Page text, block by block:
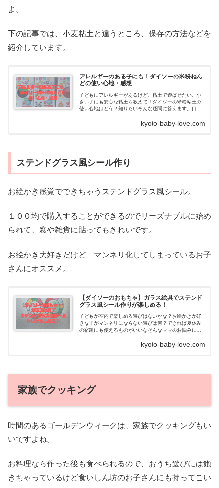
よ。
下の記事では、小麦粘土と違うところ、保存の方法などを
紹介しています。
アレルギーのある子にも！ダイソーの米粉ねん
どの使い心地・感想
子どもにアレルギーがあるけど、粘土で遊ばせたい。小
さい子にも安心な粘土を教えて！ダイソーの米粉粘土の
使い心地はどう？知りたいそんな疑問に答えます。口に
kyoto-baby-love.com
ステンドグラス風シール作り
お絵かき感覚でできちゃうステンドグラス風シール。
１００均で購入することができるのでリーズナブルに始め
られて、窓や雑貨に貼ってもきれいです。
お絵かき大好きだけど、マンネリ化してしまっているお子
さんにオススメ。
【ダイソーのおもちゃ】ガラス絵具でステンド
グラス風シール作りが楽しめる！
子どもが室内で楽しめる遊びはないかな？お絵かきが好
きな子がマンネリにならない遊びは何？できれば夏休み
の宿題にも使えるものがいいなそんなママのお悩みに答
kyoto-baby-love.com
家族でクッキング
時間のあるゴールデンウィークは、家族でクッキングもい
いですよね。
お料理なら作った後も食べられるので、おうち遊びには飽
きちゃっているけど食いしん坊のお子さんにも持ってこい